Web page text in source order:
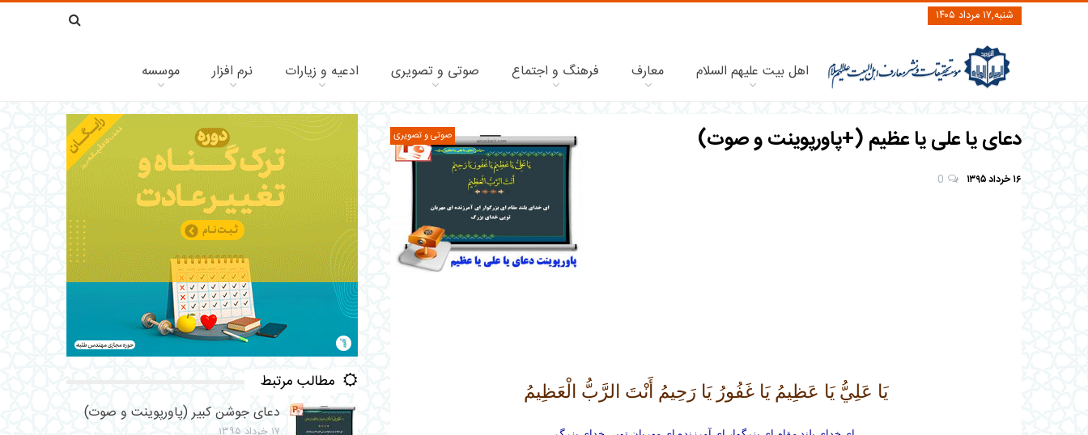
شنبه,۱۷ مرداد ۱۴۰۵
اهل بیت علیهم السلام معارف فرهنگ و اجتماع صوتی و تصویری ادعیه و زیارات نرم افزار موسسه
دعای یا علی یا عظیم (+پاورپوینت و صوت)
۱۶ خرداد ۱۳۹۵ 0
صوتی و تصویری
يَا عَلِيُّ يَا عَظِيمُ يَا غَفُورُ يَا رَحِيمُ أَنْتَ الرَّبُّ الْعَظِيمُ‏ مطالب مرتبط
دعای جوشن کبیر (پاورپوینت و صوت)